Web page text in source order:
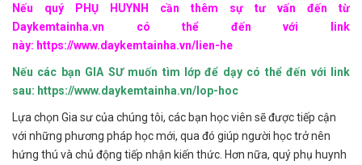
Nếu quý PHỤ HUYNH cần thêm sự tư vấn đến từ
Daykemtainha.vn có thể đến với link
này: https://www.daykemtainha.vn/lien-he
Nếu các bạn GIA SƯ muốn tìm lớp để dạy có thể đến với link
sau: https://www.daykemtainha.vn/lop-hoc
Lựa chọn Gia sư của chúng tôi, các bạn học viên sẽ được tiếp cận
với những phương pháp học mới, qua đó giúp người học trở nên
hứng thú và chủ động tiếp nhận kiến thức. Hơn nữa, quý phụ huynh